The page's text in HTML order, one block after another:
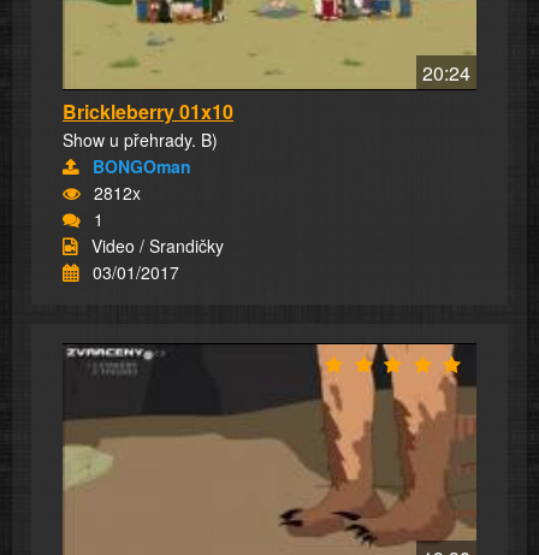
20:24
Brickleberry 01x10
Show u přehrady. B)
BONGOman
2812x
1
Video / Srandičky
03/01/2017